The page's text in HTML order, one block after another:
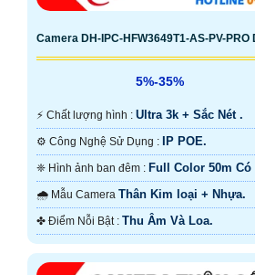
Camera DH-IPC-HFW3649T1-AS-PV-PRO
5%-35%
️⚡ Chất lượng hình : Ultra 3k + Sắc Nét .
⚙ Công Nghệ Sử Dụng : IP POE.
❈ Hình ảnh ban đêm : Full Color 50m
🌧️ Mẫu Camera Thân Kim loại + Nhựa.
️✤ Điểm Nỗi Bật : Thu Âm Và Loa.